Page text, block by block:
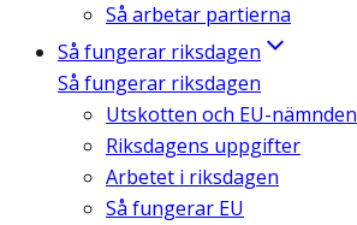
Så arbetar partierna
Så fungerar riksdagen
Så fungerar riksdagen
Utskotten och EU-nämnden
Riksdagens uppgifter
Arbetet i riksdagen
Så fungerar EU